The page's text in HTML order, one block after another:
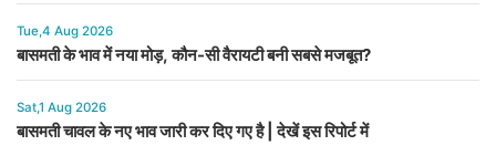
Tue,4 Aug 2026
बासमती के भाव में नया मोड़, कौन-सी वैरायटी बनी सबसे मजबूत?
Sat,1 Aug 2026
बासमती चावल के नए भाव जारी कर दिए गए है | देखें इस रिपोर्ट में